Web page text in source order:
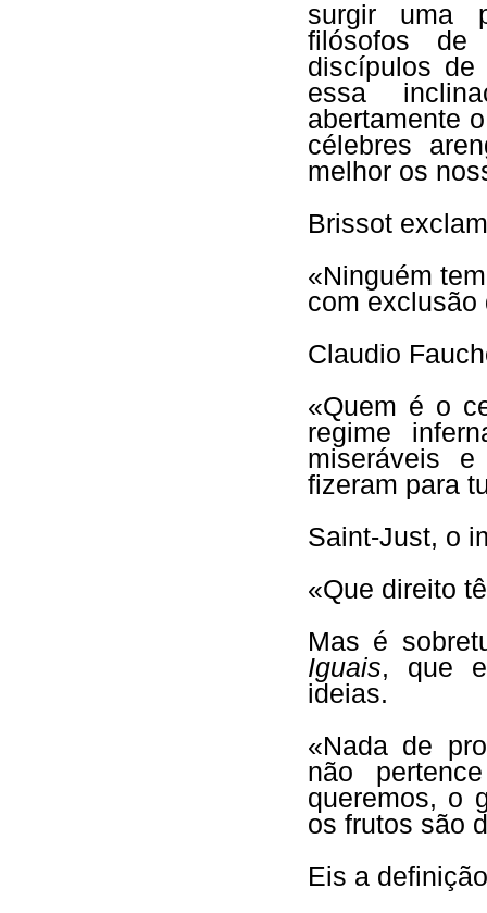
surgir uma
filósofos de
discípulos de
essa
abertamente
célebres
melhor os
Brissot
«Ninguém
com exclusão
Claudio
«Quem é o
regime
miseráveis
fizeram para
Saint-Just, o
«Que direito
Mas é
Iguais, que
ideias.
«Nada de
não
queremos, o
os frutos são
Eis a